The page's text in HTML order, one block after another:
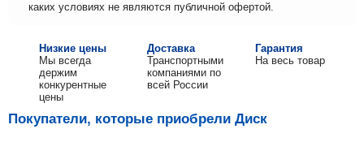
каких условиях не являются публичной офертой.
Низкие цены
Мы всегда
держим
конкурентные
цены
Доставка
Транспортными
компаниями по
всей России
Гарантия
На весь товар
Покупатели, которые приобрели Диск